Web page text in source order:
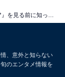
『サンダーボルツ*』を見る前に知ってほしい5つのこと。MCU過去作「予習ゼロ」でも楽しめる涙の傑作
、意外と知らない
のエンタメ情報を